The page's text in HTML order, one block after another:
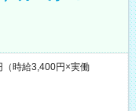
時給3,400円×実働